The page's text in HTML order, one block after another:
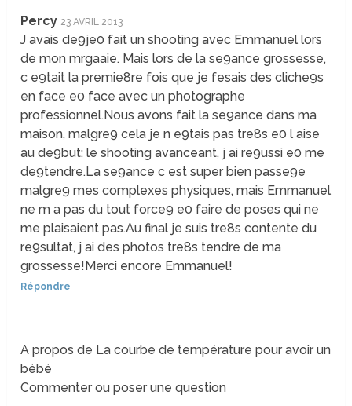
Percy 23 AVRIL 2013
J avais de9je0 fait un shooting avec Emmanuel lors
de mon mrgaaie. Mais lors de la se9ance grossesse,
c e9tait la premie8re fois que je fesais des cliche9s
en face e0 face avec un photographe
professionnel.Nous avons fait la se9ance dans ma
maison, malgre9 cela je n e9tais pas tre8s e0 l aise
au de9but: le shooting avanceant, j ai re9ussi e0 me
de9tendre.La se9ance c est super bien passe9e
malgre9 mes complexes physiques, mais Emmanuel
ne m a pas du tout force9 e0 faire de poses qui ne
me plaisaient pas.Au final je suis tre8s contente du
re9sultat, j ai des photos tre8s tendre de ma
grossesse!Merci encore Emmanuel!
Répondre
A propos de La courbe de température pour avoir un
bébé
Commenter ou poser une question